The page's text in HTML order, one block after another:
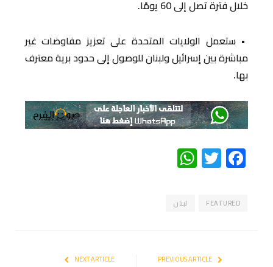
خلال فترة تصل إلى 60 يومًا.
• ستعمل الولايات المتحدة على تعزيز مفاوضات غير
مباشرة بين إسرائيل ولبنان للوصول إلى حدود برية معترف
بها.
Facebook
Twitter
WhatsApp
FEATURED لبنان
NEXT ARTICLE